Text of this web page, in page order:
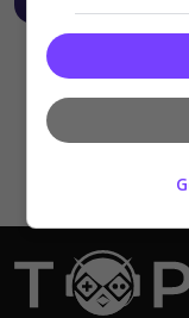
Offres Premiums